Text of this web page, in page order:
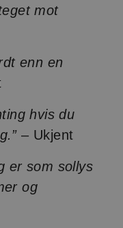
mot
enn en
hvis du
– Ukjent
er som sollys
og